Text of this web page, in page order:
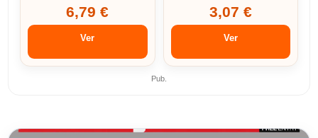
6,79 €
Ver
3,07 €
Ver
Pub.